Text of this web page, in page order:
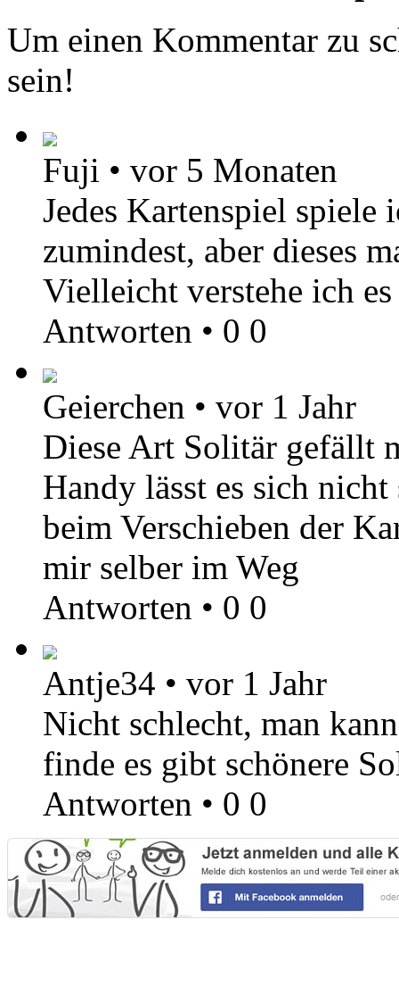
Um einen Kommentar zu
sein!
Fuji • vor 5 Monaten
Jedes Kartenspiel spiele
zumindest, aber dieses
Vielleicht verstehe ich
Antworten • 0 0
Geierchen • vor 1 Jahr
Diese Art Solitär gefällt
Handy lässt es sich
beim Verschieben der
mir selber im Weg
Antworten • 0 0
Antje34 • vor 1 Jahr
Nicht schlecht, man
finde es gibt schönere
Antworten • 0 0